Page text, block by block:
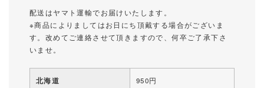
配送はヤマト運輸でお届けいたします。
※商品によりましてはお日にち頂戴する場合がございま
す。改めてご連絡させて頂きますので、何卒ご了承下さ
いませ。
北海道 950円